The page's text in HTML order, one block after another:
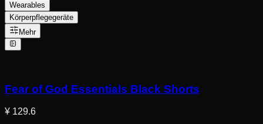
Wearables
Körperpflegegeräte
Mehr
Fear of God Essentials Black Shorts
¥ 129.6